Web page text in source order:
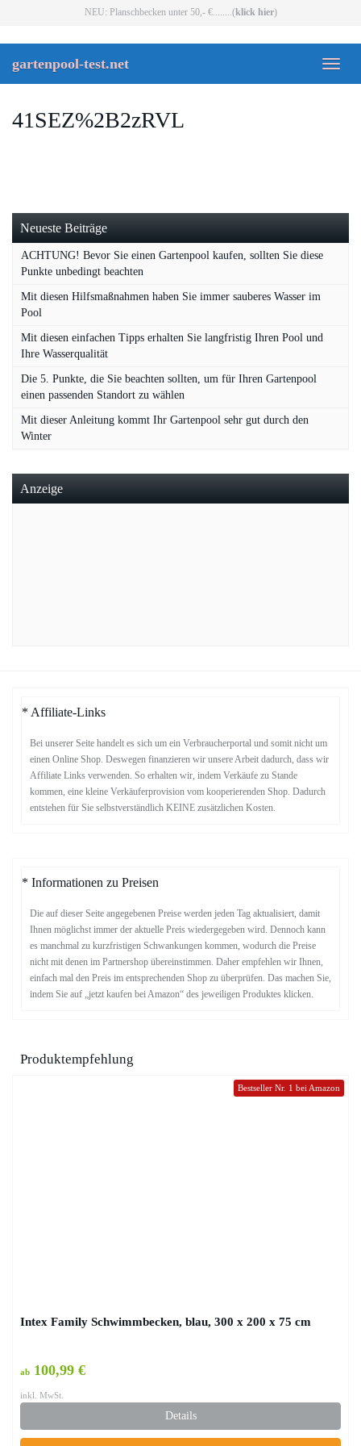
NEU: Planschbecken unter 50,- €........(klick hier)
Toggle
gartenpool-test.net
41SEZ%2B2zRVL
Neueste Beiträge
ACHTUNG! Bevor Sie einen Gartenpool kaufen, sollten Sie diese
Punkte unbedingt beachten
Mit diesen Hilfsmaßnahmen haben Sie immer sauberes Wasser im
Pool
Mit diesen einfachen Tipps erhalten Sie langfristig Ihren Pool und
Ihre Wasserqualität
Die 5. Punkte, die Sie beachten sollten, um für Ihren Gartenpool
einen passenden Standort zu wählen
Mit dieser Anleitung kommt Ihr Gartenpool sehr gut durch den
Winter
Anzeige
* Affiliate-Links
Bei unserer Seite handelt es sich um ein Verbraucherportal und somit nicht um
einen Online Shop. Deswegen finanzieren wir unsere Arbeit dadurch, dass wir
Affiliate Links verwenden. So erhalten wir, indem Verkäufe zu Stande
kommen, eine kleine Verkäuferprovision vom kooperierenden Shop. Dadurch
entstehen für Sie selbstverständlich KEINE zusätzlichen Kosten.
* Informationen zu Preisen
Die auf dieser Seite angegebenen Preise werden jeden Tag aktualisiert, damit
Ihnen möglichst immer der aktuelle Preis wiedergegeben wird. Dennoch kann
es manchmal zu kurzfristigen Schwankungen kommen, wodurch die Preise
nicht mit denen im Partnershop übereinstimmen. Daher empfehlen wir Ihnen,
einfach mal den Preis im entsprechenden Shop zu überprüfen. Das machen Sie,
indem Sie auf „jetzt kaufen bei Amazon“ des jeweiligen Produktes klicken.
Produktempfehlung
Bestseller Nr. 1 bei Amazon
Intex Family Schwimmbecken, blau, 300 x 200 x 75 cm
ab 100,99 €
inkl. MwSt.
Details